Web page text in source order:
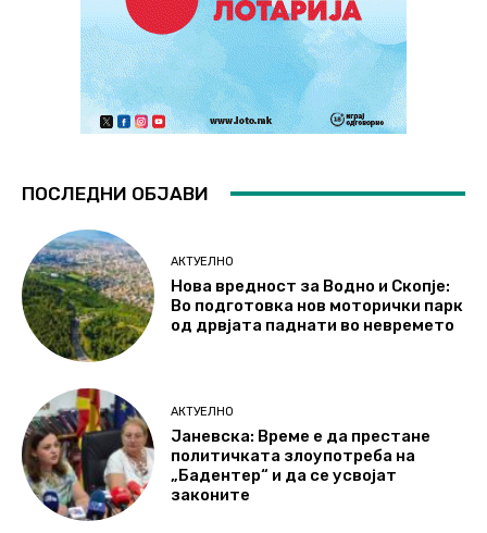
ПОСЛЕДНИ ОБЈАВИ
АКТУЕЛНО
Нова вредност за Водно и Скопје:
Во подготовка нов моторички парк
од дрвјата паднати во невремето
АКТУЕЛНО
Јаневска: Време е да престане
политичката злоупотреба на
„Бадентер“ и да се усвојат
законите